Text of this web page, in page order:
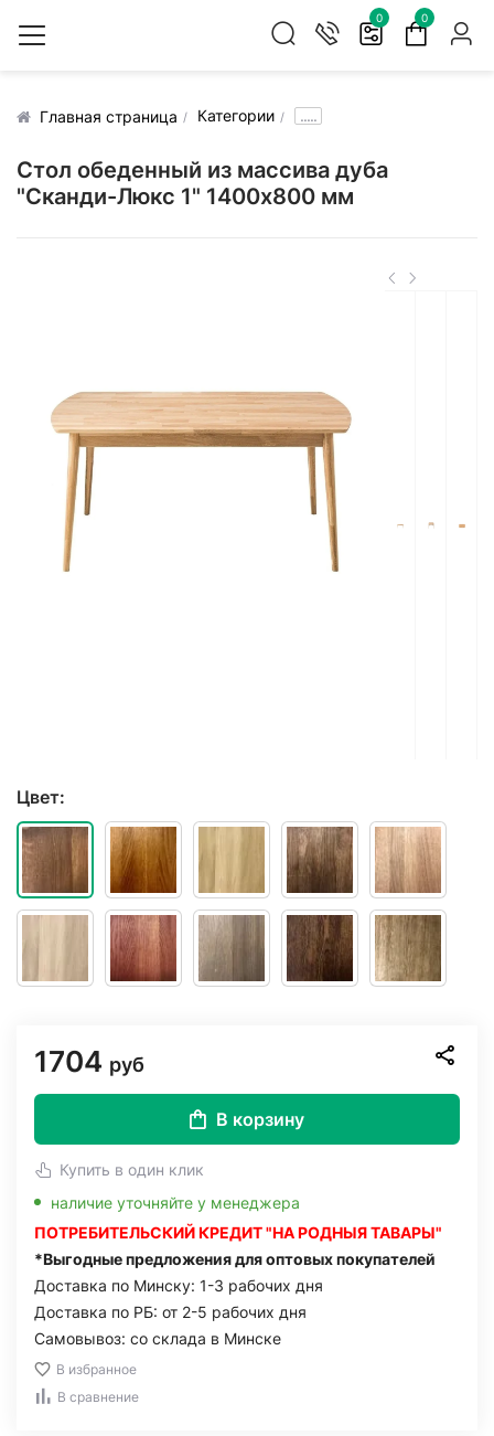
0 0
Главная страница Категории .....
Стол обеденный из массива дуба
"Сканди-Люкс 1" 1400х800 мм
Цвет:
1704 руб
В корзину
Купить в один клик
наличие уточняйте у менеджера
ПОТРЕБИТЕЛЬСКИЙ КРЕДИТ "НА РОДНЫЯ ТАВАРЫ"
*Выгодные предложения для оптовых покупателей
Доставка по Минску: 1-3 рабочих дня
Доставка по РБ: от 2-5 рабочих дня
Самовывоз: со склада в Минске
В избранное
В сравнение